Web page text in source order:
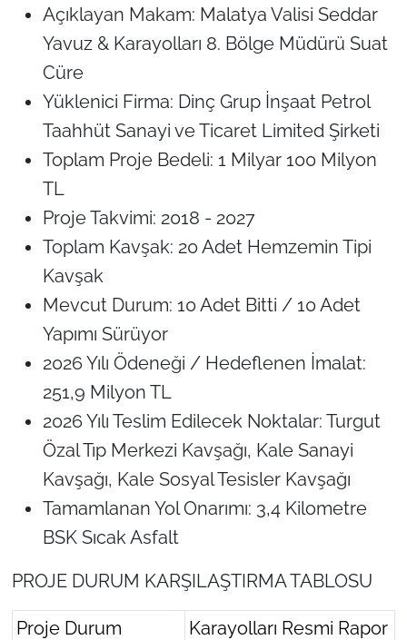
Açıklayan Makam: Malatya Valisi Seddar
Yavuz & Karayolları 8. Bölge Müdürü Suat
Cüre
Yüklenici Firma: Dinç Grup İnşaat Petrol
Taahhüt Sanayi ve Ticaret Limited Şirketi
Toplam Proje Bedeli: 1 Milyar 100 Milyon
TL
Proje Takvimi: 2018 - 2027
Toplam Kavşak: 20 Adet Hemzemin Tipi
Kavşak
Mevcut Durum: 10 Adet Bitti / 10 Adet
Yapımı Sürüyor
2026 Yılı Ödeneği / Hedeflenen İmalat:
251,9 Milyon TL
2026 Yılı Teslim Edilecek Noktalar: Turgut
Özal Tıp Merkezi Kavşağı, Kale Sanayi
Kavşağı, Kale Sosyal Tesisler Kavşağı
Tamamlanan Yol Onarımı: 3,4 Kilometre
BSK Sıcak Asfalt
PROJE DURUM KARŞILAŞTIRMA TABLOSU
Proje Durum
Karayolları Resmi Rapor